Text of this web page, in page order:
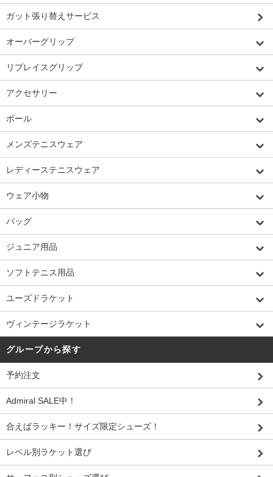
ガット張り替えサービス
オーバーグリップ
リプレイスグリップ
アクセサリー
ボール
メンズテニスウェア
レディーステニスウェア
ウェア小物
バッグ
ジュニア用品
ソフトテニス用品
ユーズドラケット
ヴィンテージラケット
グループから探す
予約注文
Admiral SALE中！
合えばラッキー！サイズ限定シューズ！
レベル別ラケット選び